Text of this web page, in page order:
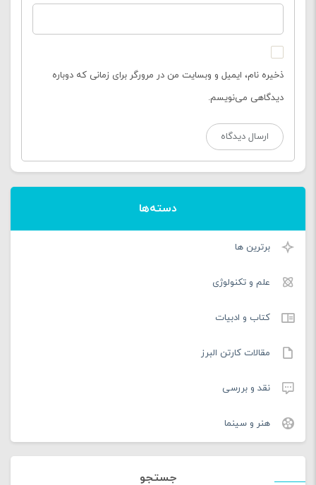
دسته‌ها
برترین ها
علم و تکنولوژی
کتاب و ادبیات
مقالات کارتن البرز
نقد و بررسی
هنر و سینما
جستجو
ذخیره نام، ایمیل و وبسایت من در مرورگر برای زمانی که دوباره
دیدگاهی می‌نویسم.